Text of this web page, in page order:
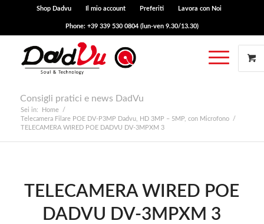
Shop Dadvu Il mio account Preferiti Lavora con Noi
Phone: +39 339 530 0804 (lun-ven 9.30/13.30)
Consigli pratici e news DadVu
Sei in: Home
/
Telecamera Filare POE DV-P3MP Dadvu, HD 3MP – 5MP, con Microfono
/
TELECAMERA WIRED POE DADVU DV-3MPXM 3
TELECAMERA WIRED POE
DADVU DV-3MPXM 3